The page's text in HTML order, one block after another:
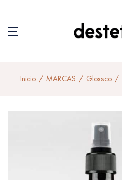
Inicio MARCAS Glossco